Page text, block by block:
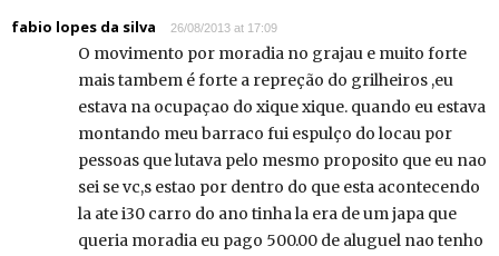
fabio lopes da silva 26/08/2013 at 17:09
O movimento por moradia no grajau e muito forte
mais tambem é forte a repreção do grilheiros ,eu
estava na ocupaçao do xique xique. quando eu estava
montando meu barraco fui espulço do locau por
pessoas que lutava pelo mesmo proposito que eu nao
sei se vc,s estao por dentro do que esta acontecendo
la ate i30 carro do ano tinha la era de um japa que
queria moradia eu pago 500.00 de aluguel nao tenho